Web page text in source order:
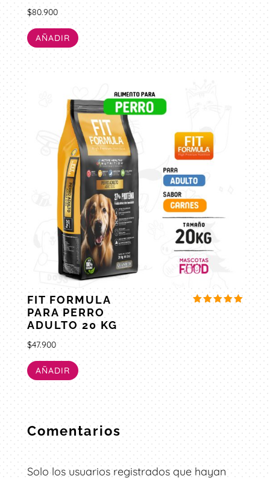
$80.900
AÑADIR
FIT FORMULA
PARA PERRO
ADULTO 20 KG
$47.900
AÑADIR
Comentarios
Solo los usuarios registrados que hayan